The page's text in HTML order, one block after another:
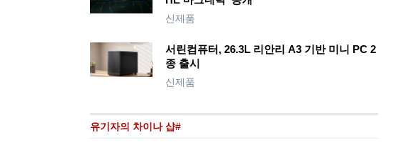
신제품
서린컴퓨터, 26.3L 리안리 A3 기반 미니 PC 2
종 출시
신제품
유기자의 차이나 샵#